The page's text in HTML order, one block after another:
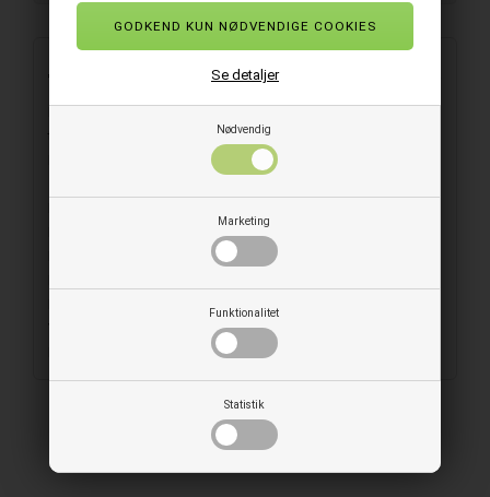
Nødvendig
Marketing
Funktionalitet
Statistik
Se detaljer
tåle temperaturer fra -20°C til 120°C.
Bakken er tiltænkt forsegling, og kommer derfor uden låg.
Kontakttemperatur/tid: -20°C til 120°C.
Kontaktfødevarer: Alle typer fødevarer
Volumen: 630 ml + 500 ml 1130 ml i alt